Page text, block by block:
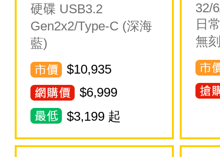
硬碟 USB3.2
Gen2x2/Type-C (深海
藍)
$10,935
$6,999
$3,199 起
32/
日
無